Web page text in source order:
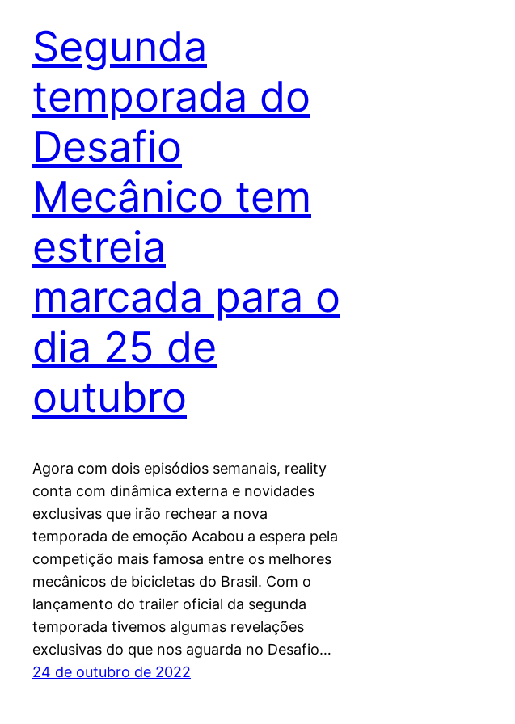
Segunda
temporada do
Desafio
Mecânico tem
estreia
marcada para o
dia 25 de
outubro
Agora com dois episódios semanais, reality
conta com dinâmica externa e novidades
exclusivas que irão rechear a nova
temporada de emoção Acabou a espera pela
competição mais famosa entre os melhores
mecânicos de bicicletas do Brasil. Com o
lançamento do trailer oficial da segunda
temporada tivemos algumas revelações
exclusivas do que nos aguarda no Desafio…
24 de outubro de 2022